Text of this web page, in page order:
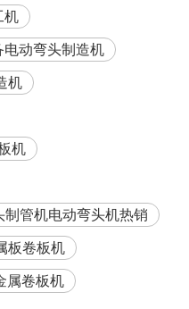
机
动弯头制造机
机
机
管机电动弯头机热销
板卷板机
属卷板机